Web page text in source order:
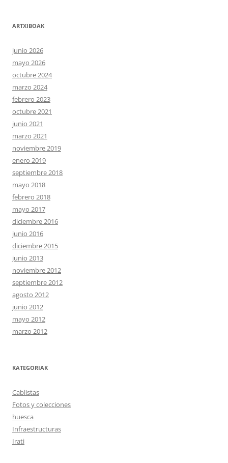
ARTXIBOAK
junio 2026
mayo 2026
octubre 2024
marzo 2024
febrero 2023
octubre 2021
junio 2021
marzo 2021
noviembre 2019
enero 2019
septiembre 2018
mayo 2018
febrero 2018
mayo 2017
diciembre 2016
junio 2016
diciembre 2015
junio 2013
noviembre 2012
septiembre 2012
agosto 2012
junio 2012
mayo 2012
marzo 2012
KATEGORIAK
Cablistas
Fotos y colecciones
huesca
Infraestructuras
Irati